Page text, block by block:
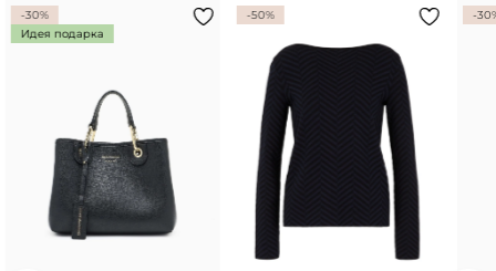
-30%
Идея подарка
-50% -